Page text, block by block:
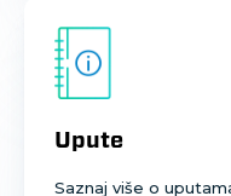
Upute
Saznaj više o